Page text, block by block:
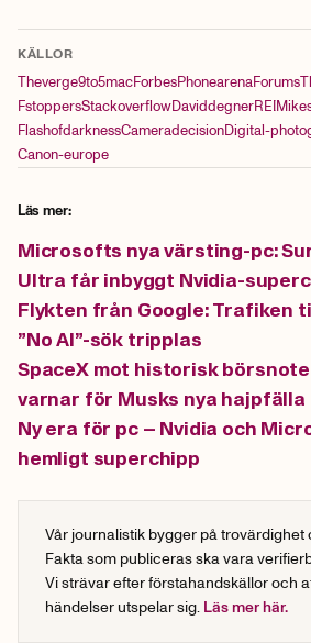
KÄLLOR
Theverge9to5macForbesPhonearenaForums
FstoppersStackoverflowDaviddegnerREI
FlashofdarknessCameradecisionDigital-
Canon-europe
Läs mer:
Microsofts nya värsting-pc:
Ultra får inbyggt Nvidia-
Flykten från Google: Trafiken
”No AI”-sök tripplas
SpaceX mot historisk
varnar för Musks nya hajpfälla
Ny era för pc – Nvidia och
hemligt superchipp
Vår journalistik bygger på trovärdighet
Fakta som publiceras ska vara
Vi strävar efter förstahandskällor och
händelser utspelar sig. Läs mer här.